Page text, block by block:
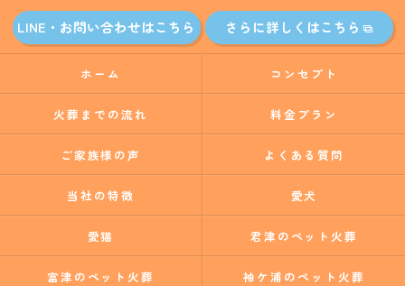
LINE・お問い合わせはこちら さらに詳しくはこちら
ホーム コンセプト
火葬までの流れ 料金プラン
ご家族様の声 よくある質問
当社の特徴 愛犬
愛猫 君津のペット火葬
富津のペット火葬 袖ケ浦のペット火葬